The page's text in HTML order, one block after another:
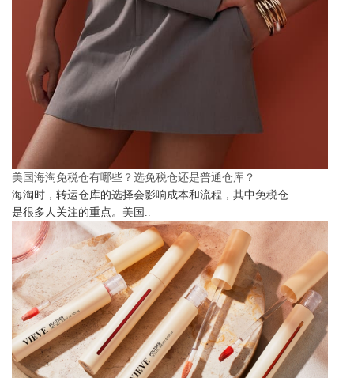
美国海淘免税仓有哪些？选免税仓还是普通仓库？
海淘时，转运仓库的选择会影响成本和流程，其中免税仓
是很多人关注的重点。美国..